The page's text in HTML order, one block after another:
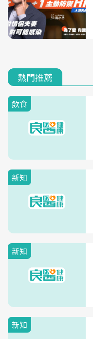
熱門推薦
飲食
新知
新知
新知